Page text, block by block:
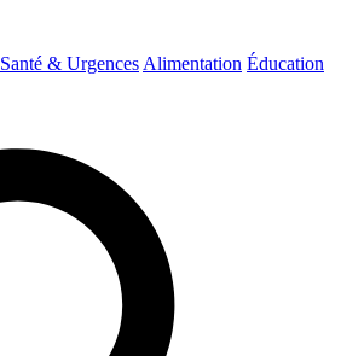
Santé & Urgences Alimentation Éducation